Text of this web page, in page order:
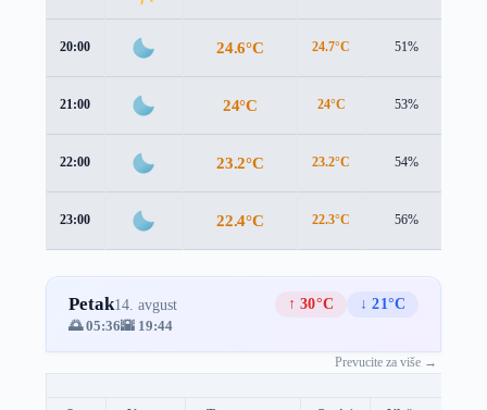
20:00 24.6°C 24.7°C 51%
21:00 24°C 24°C 53%
22:00 23.2°C 23.2°C 54%
23:00 22.4°C 22.3°C 56%
Petak14. avgust ↑ 30°C
↓ 21°C
🌅 05:36🌇 19:44
Prevucite za više →